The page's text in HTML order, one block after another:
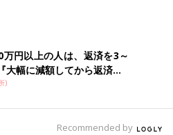
円以上の人は、返済を3～
大幅に減額してから返済...
)
Recommended by